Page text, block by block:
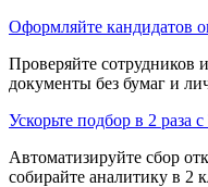
Оформляйте кандидатов
Проверяйте сотрудников
документы без бумаг и
Ускорьте подбор в 2 раза
Автоматизируйте сбор
собирайте аналитику в 2